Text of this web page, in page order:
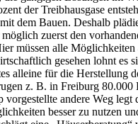
der Treibhausgase
dem Bauen. Deshalb
zuerst den
müssen alle Möglichkeiten
gesehen lohnt es
alleine für die Herstellung
z. B. in Freiburg 80.000
vorgestellte andere Weg legt
besser zu nutzen